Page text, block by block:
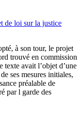
de loi sur la justice
à son tour, le projet
trouvé en commission
texte avait l’objet d’une
ses mesures initiales,
préalable de
par l garde des